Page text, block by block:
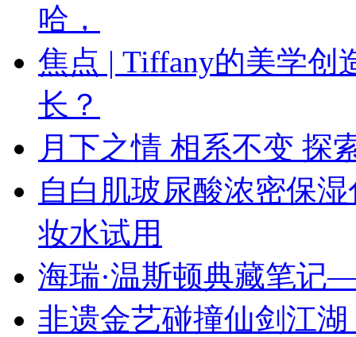
哈，
焦点 | Tiffany的美学创
长？
月下之情 相系不变 探
自白肌玻尿酸浓密保
妆水试用
海瑞·温斯顿典藏笔记
非遗金艺碰撞仙剑江